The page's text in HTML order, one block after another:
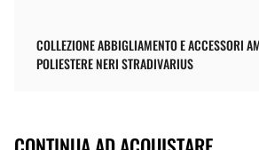
COLLEZIONE ABBIGLIAMENTO E ACCESSORI
POLIESTERE NERI STRADIVARIUS